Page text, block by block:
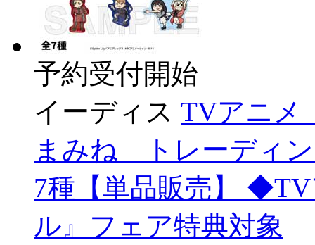
予約受付開始
イーディス TVアニメ
まみね トレーディ
7種【単品販売】
ル』フェア特典対象